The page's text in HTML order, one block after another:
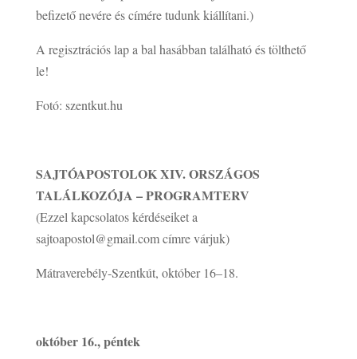
befizető nevére és címére tudunk kiállítani.)
A regisztrációs lap a bal hasábban található és tölthető
le!
Fotó: szentkut.hu
SAJTÓAPOSTOLOK XIV. ORSZÁGOS
TALÁLKOZÓJA – PROGRAMTERV
(Ezzel kapcsolatos kérdéseiket a
sajtoapostol@gmail.com címre várjuk)
Mátraverebély-Szentkút, október 16–18.
október 16., péntek